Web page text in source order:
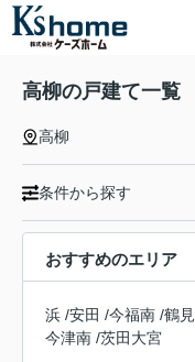
高柳の戸建て一覧
高柳
条件から探す
おすすめのエリア
浜 /安田 /今福南 /鶴見
今津南 /茨田大宮